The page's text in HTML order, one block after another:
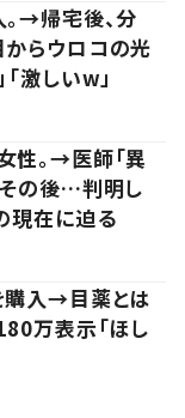
→帰宅後、分
らウロコの光
激しいw」
性。→医師「異
その後…判明し
現在に迫る
購入→目薬とは
万表示「ほし